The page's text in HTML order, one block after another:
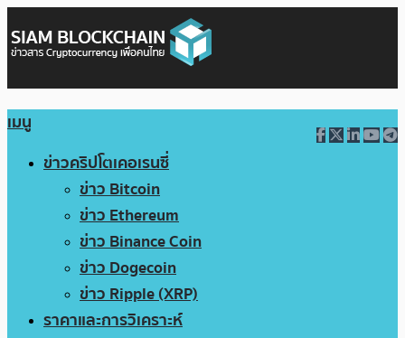
เมนู
ข่าวคริปโตเคอเรนซี่
ข่าว Bitcoin
ข่าว Ethereum
ข่าว Binance Coin
ข่าว Dogecoin
ข่าว Ripple (XRP)
ราคาและการวิเคราะห์